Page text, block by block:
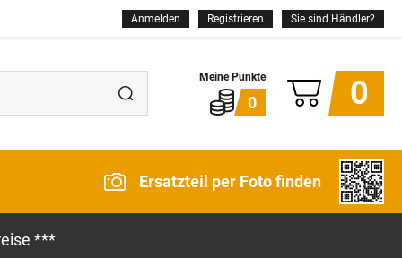
Anmelden Registrieren Sie sind Händler?
0 0
Ersatzteil per Foto finden
***